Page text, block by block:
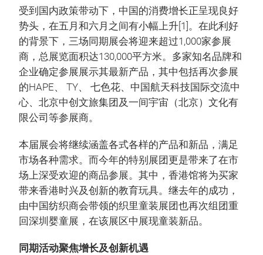
受到国内政策带动下，中国的消费增长正呈现良好
势头，在五月和六月之间有小幅上升[1]。在此利好
的背景下，三场同期展会将迎来超过1,000家参展
商，总展览面积达130,000平方米。多家知名品牌和
企业确定参展展示其最新产品，其中包括再次参展
的HAPE、 TY、 七色花、中国航天科技国际交流中
心、北京中创文旅集团及一间宇宙（北京）文化有
限公司等参展商。
本届展会将继续涵盖各式各样的产品和新品，满足
市场各种需求。而今年的特别展团更是带来了在市
场上深受欢迎的商品参展。其中，香港馆将为买家
带来香港时兴及创新的教育玩具。继去年的成功，
由中国纺织商会带领的织里童装展团也再次组团重
回深圳婴童展，在该展区中展现童装新品。
同期活动聚焦增长及创新机遇